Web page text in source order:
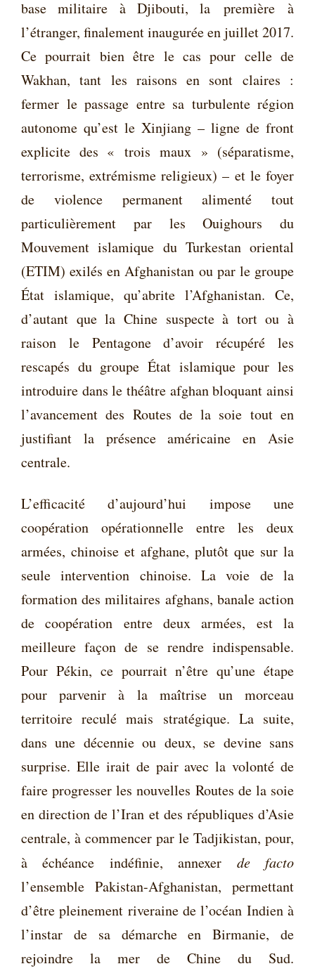
base militaire à Djibouti, la premièreà
l’étranger, finalement inaugurée en juillet 2017.
Ce pourrait bien être le cas pour celle de
Wakhan, tant les raisons en sont claires :
fermer le passage entre sa turbulente région
autonome qu’est le Xinjiang – ligne de front
explicite des « trois maux » (séparatisme,
terrorisme, extrémisme religieux) – et le foyer
de violence permanent alimenté tout
particulièrement par les Ouighours du
Mouvement islamique du Turkestan oriental
(ETIM) exilés en Afghanistan ou par le groupe
État islamique, qu’abrite l’Afghanistan. Ce,
d’autant que la Chine suspecte à tort ou à
raison le Pentagone d’avoir récupéré les
rescapés du groupe État islamique pour les
introduire dans le théâtre afghan bloquant ainsi
l’avancement des Routes de la soie tout en
justifiant la présence américaine en Asie
centrale.
L’efficacité d’aujourd’hui impose une
coopération opérationnelle entre les deux
armées, chinoise et afghane, plutôt que sur la
seule intervention chinoise. La voie de la
formation des militaires afghans, banale action
de coopération entre deux armées, est la
meilleure façon de se rendre indispensable.
Pour Pékin, ce pourrait n’être qu’une étape
pour parvenir à la maîtrise un morceau
territoire reculé mais stratégique. La suite,
dans une décennie ou deux, se devine sans
surprise. Elle irait de pair avec la volonté de
faire progresser les nouvelles Routes de la soie
en direction de l’Iran et des républiques d’Asie
centrale, à commencer par le Tadjikistan, pour,
à échéance indéfinie, annexer de facto
l’ensemble Pakistan-Afghanistan, permettant
d’être pleinement riveraine de l’océan Indien à
l’instar de sa démarche en Birmanie, de
rejoindre la mer de Chine du Sud.